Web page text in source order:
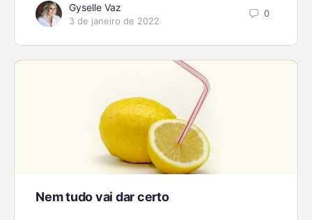
Gyselle Vaz
3 de janeiro de 2022
0
Nem tudo vai dar certo